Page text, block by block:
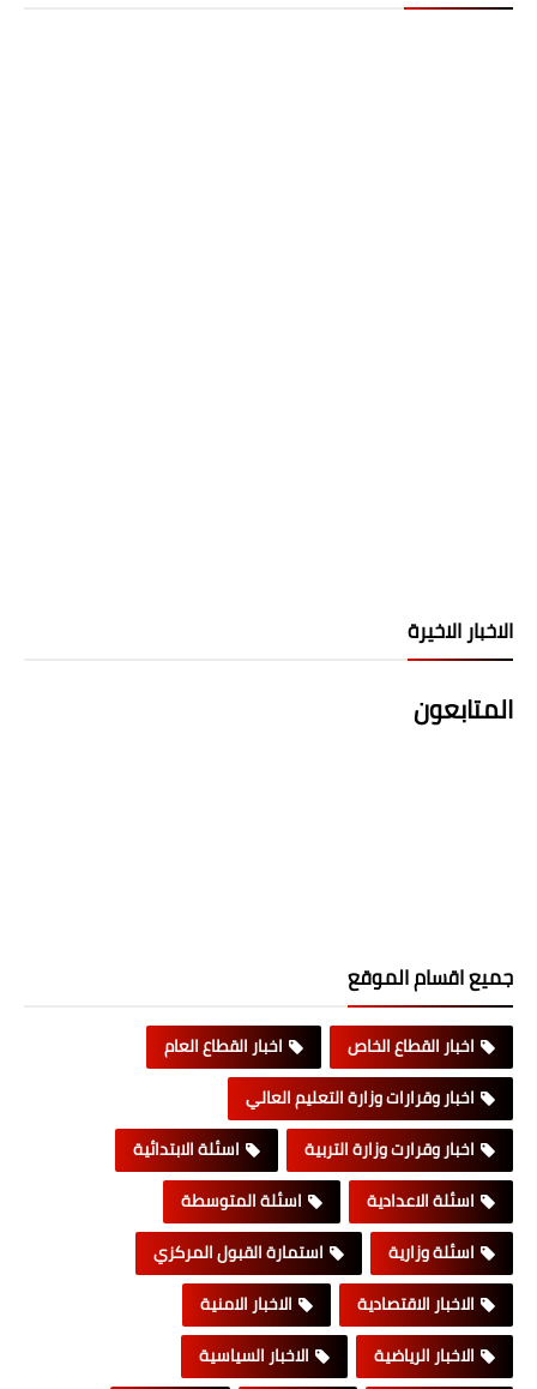
الاخبار الاخيرة
المتابعون
جميع اقسام الموقع
اخبار القطاع الخاص
اخبار القطاع العام
اخبار وقرارات وزارة التعليم العالي
اخبار وقرارت وزارة التربية
اسئلة الابتدائية
اسئلة الاعدادية
اسئلة المتوسطة
اسئلة وزارية
استمارة القبول المركزي
الاخبار الاقتصادية
الاخبار الامنية
الاخبار الرياضية
الاخبار السياسية